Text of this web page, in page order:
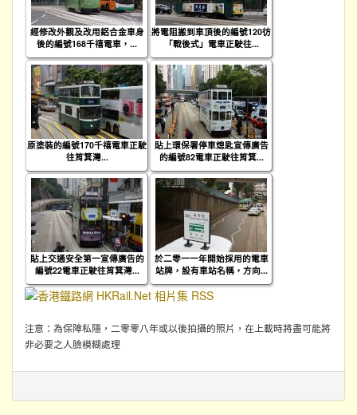
經修改外觀及改用鋁合金車身
後的編號168千禧電車，...
將電阻搬到車頂後的編號120彷
「戰後式」電車正駛往...
原塗裝的編號170千禧電車正駛
往筲箕灣...
貼上環保署停車熄匙宣傳廣告
的編號82電車正駛往筲箕...
貼上交通安全第一宣傳廣告的
編號22電車正駛往筲箕灣...
於二零一一年開始採用的電車
站牌，設有車站名稱，方向...
注意：為保障私隱，二零零八年或以後拍攝的照片，在上載時將盡可能將
非必要之人臉模糊處理